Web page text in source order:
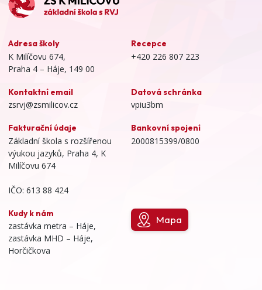
Adresa školy
K Milíčovu 674,
Praha 4 – Háje, 149 00
Recepce
+420 226 807 223
Kontaktní email
zsrvj@zsmilicov.cz
Datová schránka
vpiu3bm
Fakturační údaje
Základní škola s rozšířenou
výukou jazyků, Praha 4, K
Milíčovu 674
IČO: 613 88 424
Bankovní spojení
2000815399/0800
Kudy k nám
zastávka metra – Háje,
zastávka MHD – Háje,
Horčičkova
Mapa